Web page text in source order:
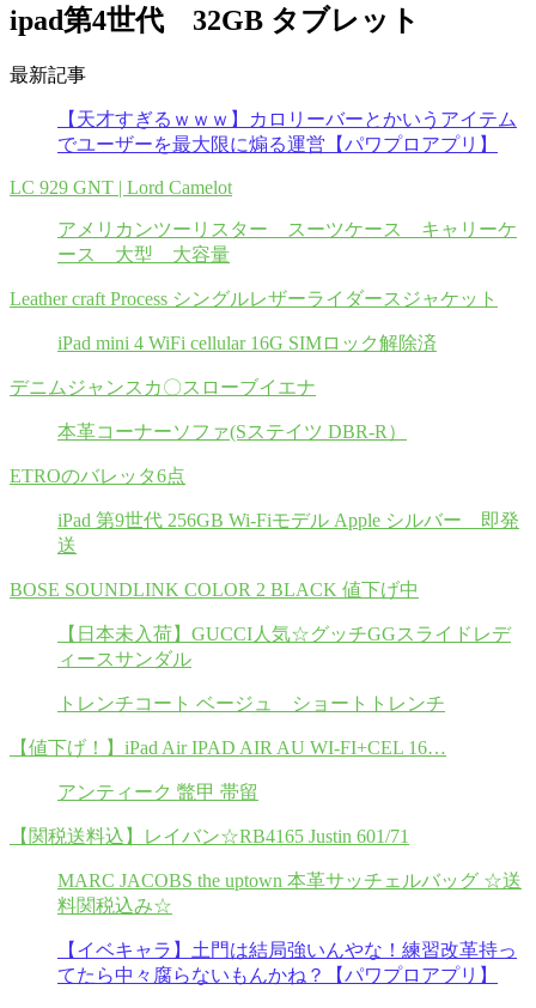
ipad第4世代 32GB タブレット
最新記事
【天才すぎるｗｗｗ】カロリーバーとかいうアイテム
でユーザーを最大限に煽る運営【パワプロアプリ】
LC 929 GNT | Lord Camelot
アメリカンツーリスター スーツケース キャリーケ
ース 大型 大容量
Leather craft Process シングルレザーライダースジャケット
iPad mini 4 WiFi cellular 16G SIMロック解除済
デニムジャンスカ〇スローブイエナ
本革コーナーソファ(Sステイツ DBR-R）
ETROのバレッタ6点
iPad 第9世代 256GB Wi-Fiモデル Apple シルバー 即発
送
BOSE SOUNDLINK COLOR 2 BLACK 値下げ中
【日本未入荷】GUCCI人気☆グッチGGスライドレデ
ィースサンダル
トレンチコート ベージュ ショートトレンチ
【値下げ！】iPad Air IPAD AIR AU WI-FI+CEL 16…
アンティーク 鼈甲 帯留
【関税送料込】レイバン☆RB4165 Justin 601/71
MARC JACOBS the uptown 本革サッチェルバッグ ☆送
料関税込み☆
【イベキャラ】土門は結局強いんやな！練習改革持っ
てたら中々腐らないもんかね？【パワプロアプリ】